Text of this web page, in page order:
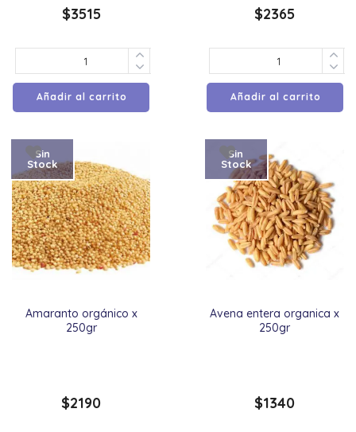
$3515
Añadir al carrito
$2365
Añadir al carrito
Amaranto orgánico x
250gr
Sin
Stock
$2190
Avena entera organica x
250gr
Sin
Stock
$1340